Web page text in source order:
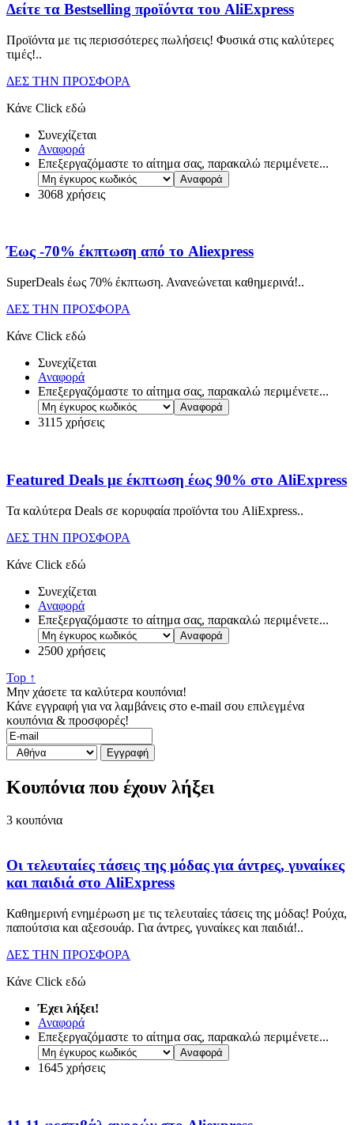
Δείτε τα Bestselling προϊόντα του AliExpress
Προϊόντα με τις περισσότερες πωλήσεις! Φυσικά στις καλύτερες
τιμές!..
ΔΕΣ ΤΗΝ ΠΡΟΣΦΟΡΑ
Κάνε Click εδώ
Συνεχίζεται
Αναφορά
Επεξεργαζόμαστε το αίτημα σας, παρακαλώ περιμένετε...
3068 χρήσεις
Έως -70% έκπτωση από το Aliexpress
SuperDeals έως 70% έκπτωση. Ανανεώνεται καθημερινά!..
ΔΕΣ ΤΗΝ ΠΡΟΣΦΟΡΑ
Κάνε Click εδώ
Συνεχίζεται
Αναφορά
Επεξεργαζόμαστε το αίτημα σας, παρακαλώ περιμένετε...
3115 χρήσεις
Featured Deals με έκπτωση έως 90% στο AliExpress
Τα καλύτερα Deals σε κορυφαία προϊόντα του AliExpress..
ΔΕΣ ΤΗΝ ΠΡΟΣΦΟΡΑ
Κάνε Click εδώ
Συνεχίζεται
Αναφορά
Επεξεργαζόμαστε το αίτημα σας, παρακαλώ περιμένετε...
2500 χρήσεις
Top ↑
Μην χάσετε τα καλύτερα κουπόνια!
Κάνε εγγραφή για να λαμβάνεις στο e-mail σου επιλεγμένα
κουπόνια & προσφορές!
Κουπόνια που έχουν λήξει
3 κουπόνια
Οι τελευταίες τάσεις της μόδας για άντρες, γυναίκες
και παιδιά στο AliExpress
Καθημερινή ενημέρωση με τις τελευταίες τάσεις της μόδας! Ρούχα,
παπούτσια και αξεσουάρ. Για άντρες, γυναίκες και παιδιά!..
ΔΕΣ ΤΗΝ ΠΡΟΣΦΟΡΑ
Κάνε Click εδώ
Έχει λήξει!
Αναφορά
Επεξεργαζόμαστε το αίτημα σας, παρακαλώ περιμένετε...
1645 χρήσεις